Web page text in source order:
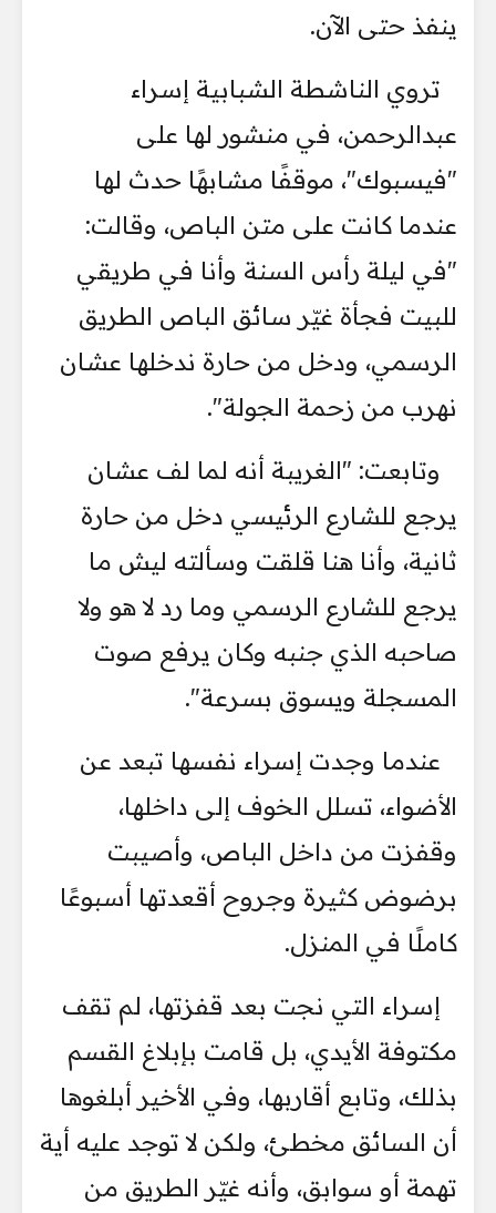
ينفذ حتى الآن.
تروي الناشطة الشبابية إسراء
عبدالرحمن، في منشور لها على
"فيسبوك"، موقفًا مشابهًا حدث لها
عندما كانت على متن الباص، وقالت:
"في ليلة رأس السنة وأنا في طريقي
للبيت فجأة غيّر سائق الباص الطريق
الرسمي، ودخل من حارة ندخلها عشان
نهرب من زحمة الجولة".
وتابعت: "الغريبة أنه لما لف عشان
يرجع للشارع الرئيسي دخل من حارة
ثانية، وأنا هنا قلقت وسألته ليش ما
يرجع للشارع الرسمي وما رد لا هو ولا
صاحبه الذي جنبه وكان يرفع صوت
المسجلة ويسوق بسرعة".
عندما وجدت إسراء نفسها تبعد عن
الأضواء، تسلل الخوف إلى داخلها،
وقفزت من داخل الباص، وأصيبت
برضوض كثيرة وجروح أقعدتها أسبوعًا
كاملًا في المنزل.
إسراء التي نجت بعد قفزتها، لم تقف
مكتوفة الأيدي، بل قامت بإبلاغ القسم
بذلك، وتابع أقاربها، وفي الأخير أبلغوها
أن السائق مخطئ، ولكن لا توجد عليه أية
تهمة أو سوابق، وأنه غيّر الطريق من